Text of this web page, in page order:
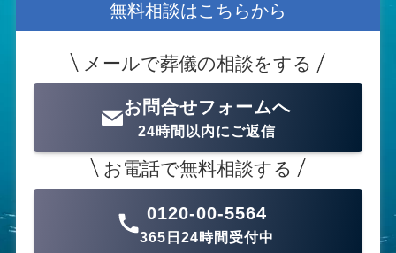
無料相談はこちらから
メールで葬儀の相談をする
お問合せフォームへ
24時間以内にご返信
お電話で無料相談する
0120-00-5564
365日24時間受付中